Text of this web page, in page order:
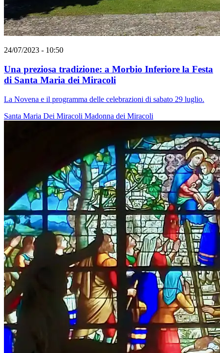
24/07/2023 - 10:50
Una preziosa tradizione: a Morbio Inferiore la Festa
di Santa Maria dei Miracoli
La Novena e il programma delle celebrazioni di sabato 29 luglio.
Santa Maria Dei Miracoli Madonna dei Miracoli